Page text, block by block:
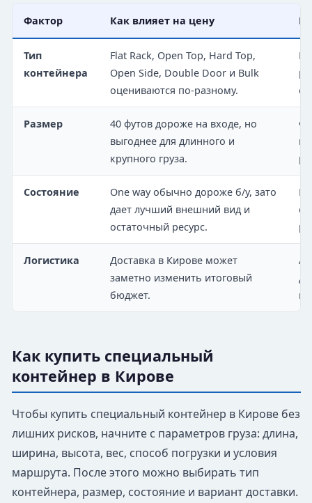
Фактор Как влияет на цену
Тип
контейнера
Flat Rack, Open Top, Hard Top,
Open Side, Double Door и Bulk
оцениваются по-разному.
Размер
40 футов дороже на входе, но
выгоднее для длинного и
крупного груза.
Состояние
One way обычно дороже б/у, зато
дает лучший внешний вид и
остаточный ресурс.
Логистика
Доставка в Кирове может
заметно изменить итоговый
бюджет.
Как купить специальный
контейнер в Кирове
Чтобы купить специальный контейнер в Кирове без
лишних рисков, начните с параметров груза: длина,
ширина, высота, вес, способ погрузки и условия
маршрута. После этого можно выбирать тип
контейнера, размер, состояние и вариант доставки.